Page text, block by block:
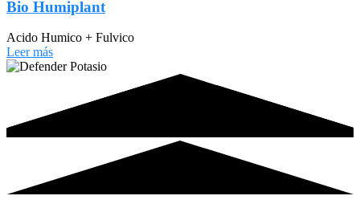
Bio Humiplant
Acido Humico + Fulvico
Leer más